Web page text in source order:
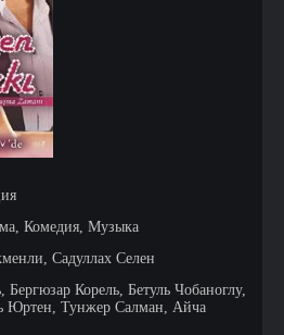
Комедия, Музыка
Садуллах Селен
Корель, Бетуль Чобаноглу,
Тунжер Салман, Айча